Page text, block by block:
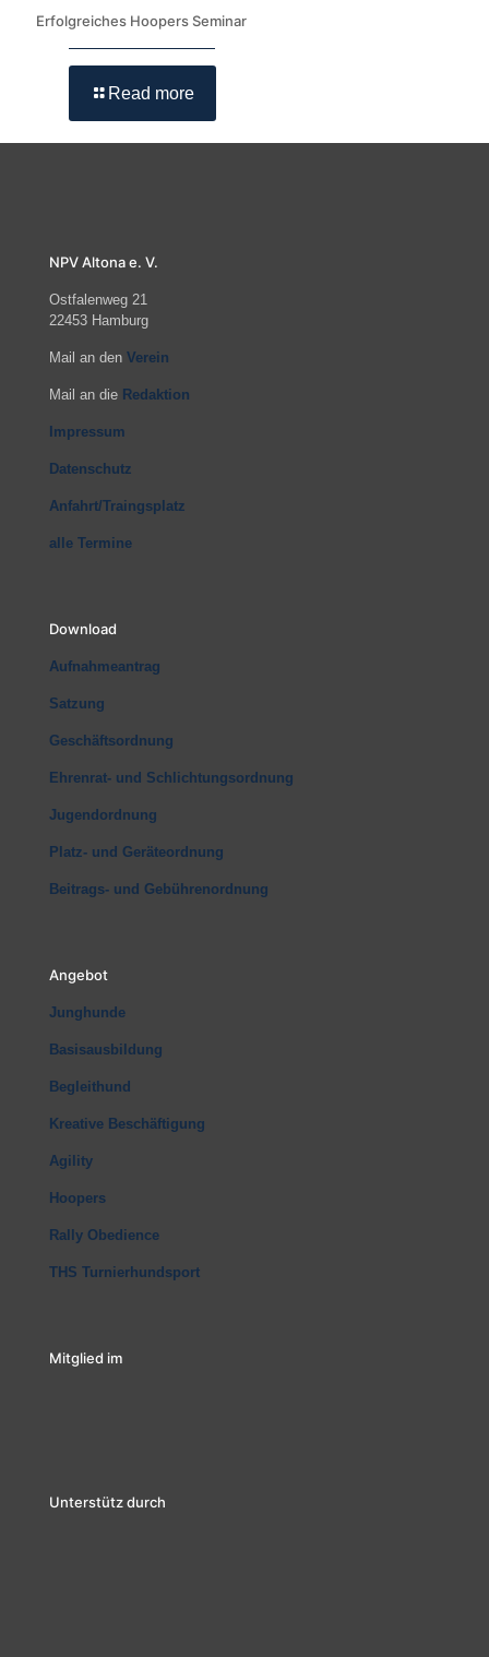
Erfolgreiches Hoopers Seminar
Read more
NPV Altona e. V.
Ostfalenweg 21
22453 Hamburg
Mail an den Verein
Mail an die Redaktion
Impressum
Datenschutz
Anfahrt/Traingsplatz
alle Termine
Download
Aufnahmeantrag
Satzung
Geschäftsordnung
Ehrenrat- und Schlichtungsordnung
Jugendordnung
Platz- und Geräteordnung
Beitrags- und Gebührenordnung
Angebot
Junghunde
Basisausbildung
Begleithund
Kreative Beschäftigung
Agility
Hoopers
Rally Obedience
THS Turnierhundsport
Mitglied im
Unterstütz durch